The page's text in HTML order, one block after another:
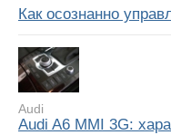
Как осознанно
Audi
Audi A6 MMI 3G: